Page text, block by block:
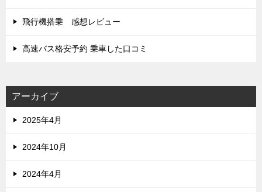
飛行機搭乗 感想レビュー
高速バス格安予約 乗車した口コミ
アーカイブ
2025年4月
2024年10月
2024年4月